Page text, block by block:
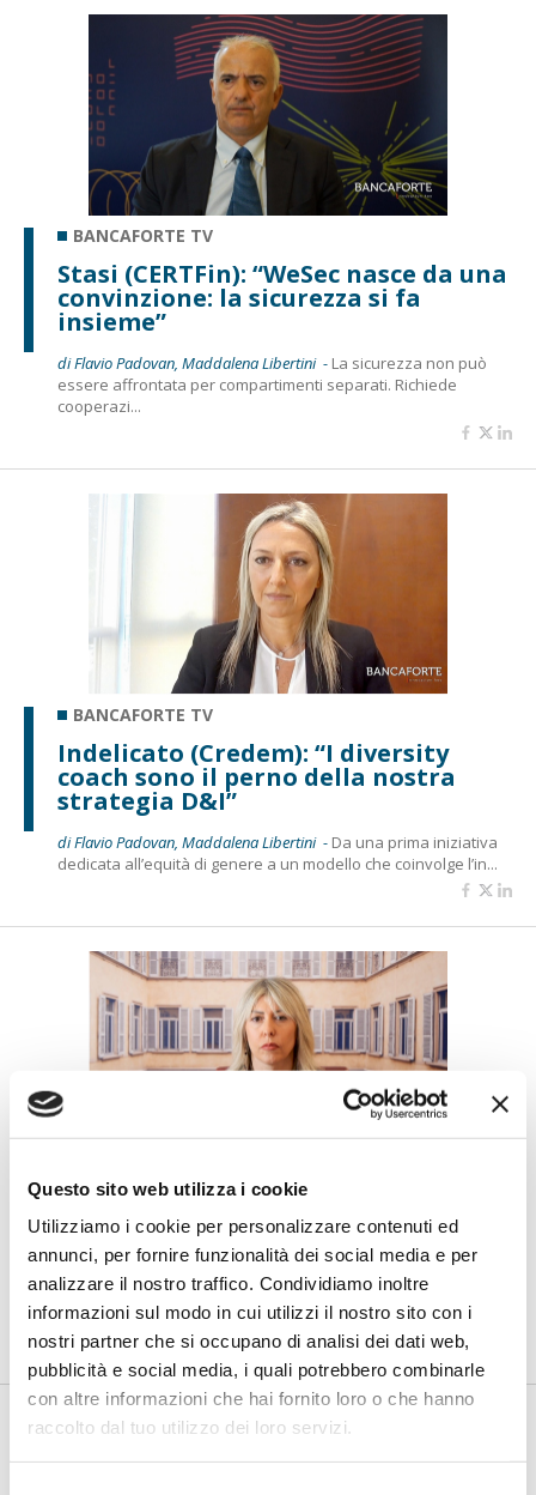
Questo sito web utilizza i cookie
Utilizziamo i cookie per personalizzare contenuti ed
annunci, per fornire funzionalità dei social media e per
analizzare il nostro traffico. Condividiamo inoltre
informazioni sul modo in cui utilizzi il nostro sito con i
nostri partner che si occupano di analisi dei dati web,
pubblicità e social media, i quali potrebbero combinarle
con altre informazioni che hai fornito loro o che hanno
raccolto dal tuo utilizzo dei loro servizi.
BANCAFORTE TV
Stasi (CERTFin): “WeSec nasce da una
convinzione: la sicurezza si fa
insieme”
di Flavio Padovan, Maddalena Libertini - La sicurezza non può
essere affrontata per compartimenti separati. Richiede
cooperazi...
BANCAFORTE TV
Indelicato (Credem): “I diversity
coach sono il perno della nostra
strategia D&I”
di Flavio Padovan, Maddalena Libertini - Da una prima iniziativa
dedicata all’equità di genere a un modello che coinvolge l’in...
linguaggio può abbattere barriere e
costruire inclusione”
relativamente semplice. Più difficile è cambiare le abitudini, l...